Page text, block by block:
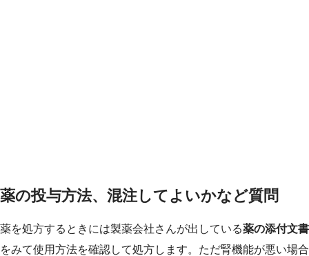
薬の投与方法、混注してよいかなど質問
薬を処方するときには製薬会社さんが出している薬の添付文書
をみて使用方法を確認して処方します。ただ腎機能が悪い場合